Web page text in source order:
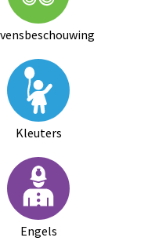
Kleuters
Engels